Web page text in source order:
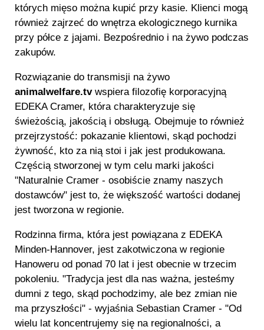
których mięso można kupić przy kasie. Klienci mogą
również zajrzeć do wnętrza ekologicznego kurnika
przy półce z jajami. Bezpośrednio i na żywo podczas
zakupów.
Rozwiązanie do transmisji na żywo
animalwelfare.tvwspiera filozofię korporacyjną
EDEKA Cramer, która charakteryzuje się
świeżością, jakością i obsługą. Obejmuje to również
przejrzystość: pokazanie klientowi, skąd pochodzi
żywność, kto za nią stoi i jak jest produkowana.
Częścią stworzonej w tym celu marki jakości
"Naturalnie Cramer - osobiście znamy naszych
dostawców" jest to, że większość wartości dodanej
jest tworzona w regionie.
Rodzinna firma, która jest powiązana z EDEKA
Minden-Hannover, jest zakotwiczona w regionie
Hanoweru od ponad 70 lat i jest obecnie w trzecim
pokoleniu. "Tradycja jest dla nas ważna, jesteśmy
dumni z tego, skąd pochodzimy, ale bez zmian nie
ma przyszłości" - wyjaśnia Sebastian Cramer - "Od
wielu lat koncentrujemy się na regionalności, a